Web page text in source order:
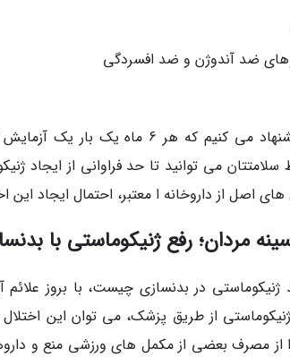
ضد آندوژن و ضد افسردگی
با توجه به موارد بالا، پیشنهاد می
سلامتتان می توانید تا حد فراوانی از ایجاد
اصل از داروخانه ا معتبر، احتمال ایجاد این
مردان؛ رفع ژنیکوماستی با
ژنیکوماستی در بدنسازی چیست، با بروز
از طریق پزشک، می توان این اختلال
مصرف بعضی از مکمل های ورزشی منع و